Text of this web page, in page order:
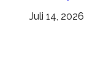
Juli 14, 2026